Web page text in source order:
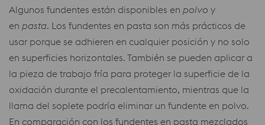
Algunos fundentes están disponibles en polvo y
en pasta. Los fundentes en pasta son más prácticos de
usar porque se adhieren en cualquier posición y no solo
en superficies horizontales. También se pueden aplicar a
la pieza de trabajo fría para proteger la superficie de la
oxidación durante el precalentamiento, mientras que la
llama del soplete podría eliminar un fundente en polvo.
En comparación con los fundentes en pasta mezclados